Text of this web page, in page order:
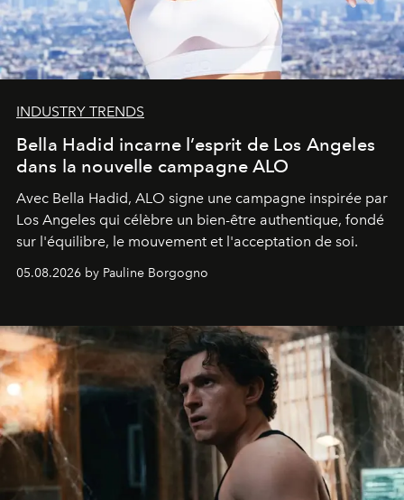
INDUSTRY TRENDS
Bella Hadid incarne l’esprit de Los Angeles
dans la nouvelle campagne ALO
Avec Bella Hadid, ALO signe une campagne inspirée par
Los Angeles qui célèbre un bien-être authentique, fondé
sur l'équilibre, le mouvement et l'acceptation de soi.
05.08.2026 by Pauline Borgogno